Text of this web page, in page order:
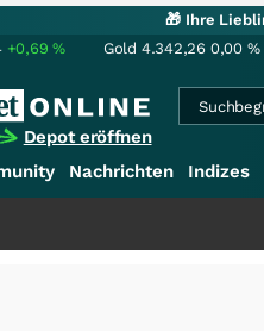
🎁 Ihre
+0,69% Gold 4.342,26 0,00 %
Depot eröffnen
Nachrichten Indizes